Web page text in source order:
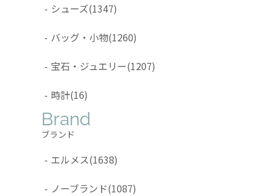
- シューズ(1347)
- バッグ・小物(1260)
- 宝石・ジュエリー(1207)
- 時計(16)
Brand
ブランド
- エルメス(1638)
- ノーブランド(1087)